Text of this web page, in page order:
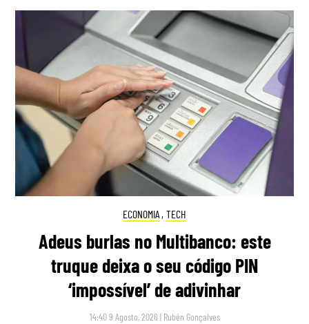
ECONOMIA , TECH
Adeus burlas no Multibanco: este
truque deixa o seu código PIN
‘impossível’ de adivinhar
14:40 9 Agosto, 2026 | Rubén Gonçalves